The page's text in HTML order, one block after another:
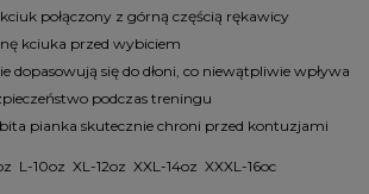
połączony z górną częścią rękawicy
kciuka przed wybiciem
dopasowują się do dłoni, co niewątpliwie wpływa
podczas treningu
pianka skutecznie chroni przed kontuzjami
L-10oz XL-12oz XXL-14oz XXXL-16oc